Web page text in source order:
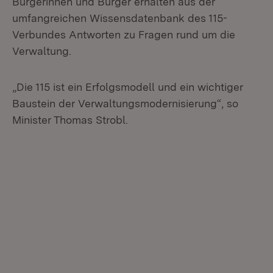
umfangreichen Wissensdatenbank des 115-
Verbundes Antworten zu Fragen rund um die
Verwaltung.
„Die 115 ist ein Erfolgsmodell und ein wichtiger
Baustein der Verwaltungsmodernisierung“, so
Minister Thomas Strobl.